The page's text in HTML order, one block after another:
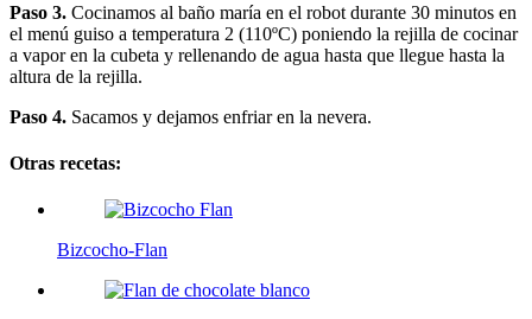
Paso 3. Cocinamos al baño maría en el robot durante 30 minutos en
el menú guiso a temperatura 2 (110ºC) poniendo la rejilla de cocinar
a vapor en la cubeta y rellenando de agua hasta que llegue hasta la
altura de la rejilla.
Paso 4. Sacamos y dejamos enfriar en la nevera.
Otras recetas:
Bizcocho-Flan